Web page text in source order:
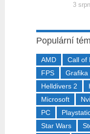
3
Populární
AMD Call of
FPS
Grafika
Helldivers 2
Microsoft
PC
Star Wars